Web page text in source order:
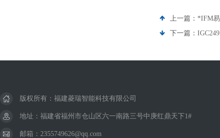
上一篇： *IFM
下一篇：
版权所有：福建菱瑞智能科技有限公司
地址：福建省福州市仓山区六一南路三号中庚红鼎天下1#
邮箱：2355749626@qq.com